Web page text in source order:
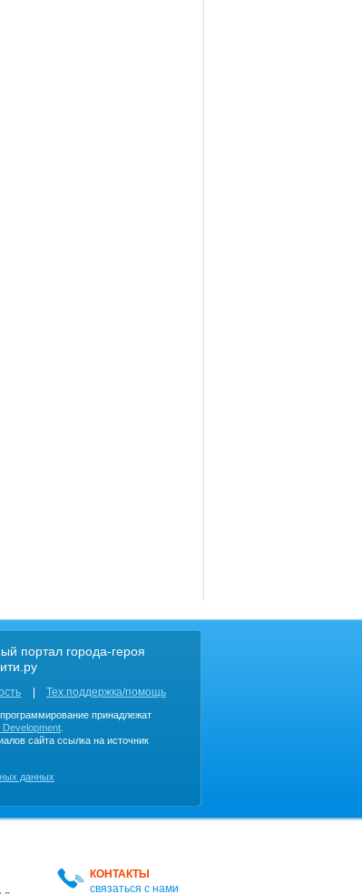
портал города-героя
Тех.поддержка/помощь
принадлежат
Development
сайта ссылка на источник
данных
КОНТАКТЫ
связаться с нами